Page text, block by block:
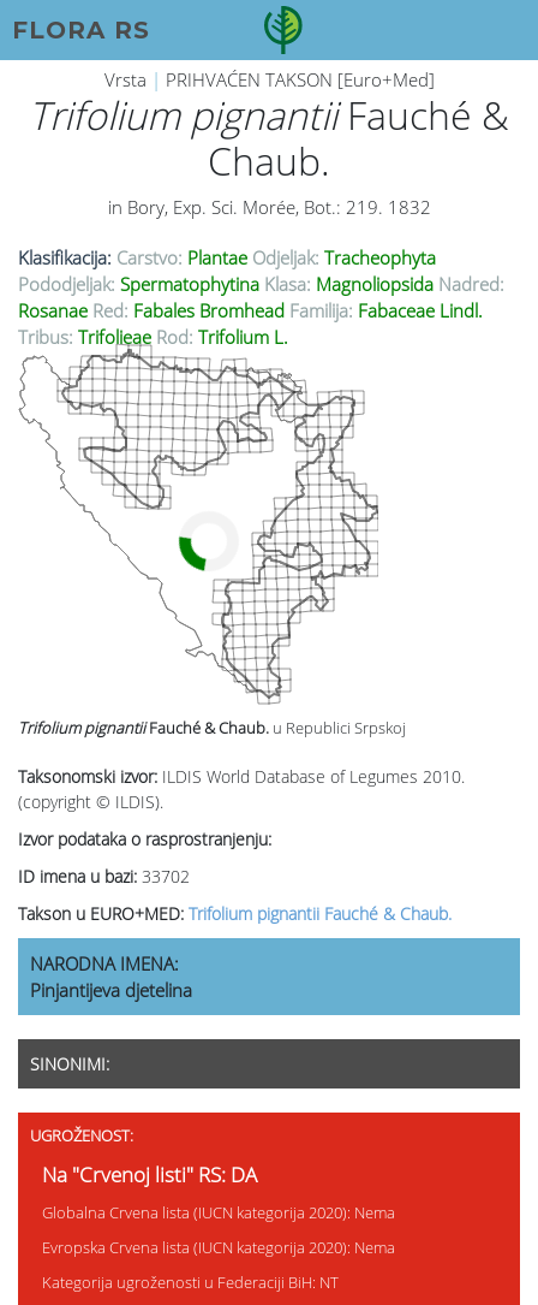
FLORA RS
Vrsta | PRIHVAĆEN TAKSON [Euro+Med]
Trifolium pignantiiFauché &
Chaub.
in Bory, Exp. Sci. Morée, Bot.: 219. 1832
Klasifikacija: Carstvo: Plantae Odjeljak: Tracheophyta
Pododjeljak: Spermatophytina Klasa: Magnoliopsida Nadred:
Rosanae Red: Fabales Bromhead Familija: Fabaceae Lindl.
Tribus: Trifolieae Rod: Trifolium L.
Taksonomski izvor: ILDIS World Database of Legumes 2010.
(copyright © ILDIS).
Izvor podataka o rasprostranjenju:
ID imena u bazi: 33702
Takson u EURO+MED: Trifolium pignantii Fauché & Chaub.
Trifolium pignantiiFauché & Chaub. u Republici Srpskoj
NARODNA IMENA:
Pinjantijeva djetelina
SINONIMI:
UGROŽENOST:
Na "Crvenoj listi" RS: DA
Globalna Crvena lista (IUCN kategorija 2020): Nema
Evropska Crvena lista (IUCN kategorija 2020): Nema
Kategorija ugroženosti u Federaciji BiH: NT